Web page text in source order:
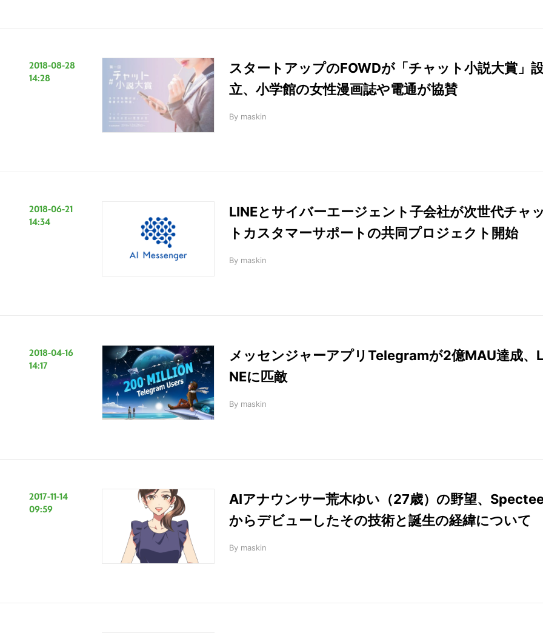
2018-08-28
14:28
スタートアップのFOWDが「チャット小説大賞」
立、小学館の女性漫画誌や電通が協賛
By maskin
2018-06-21
14:34
LINEとサイバーエージェント子会社が次世代チャ
トカスタマーサポートの共同プロジェクト開始
By maskin
2018-04-16
14:17
メッセンジャーアプリTelegramが2億MAU達成、
NEに匹敵
By maskin
2017-11-14
09:59
AIアナウンサー荒木ゆい（27歳）の野望、
からデビューしたその技術と誕生の経緯について
By maskin
こ
サ
索
る